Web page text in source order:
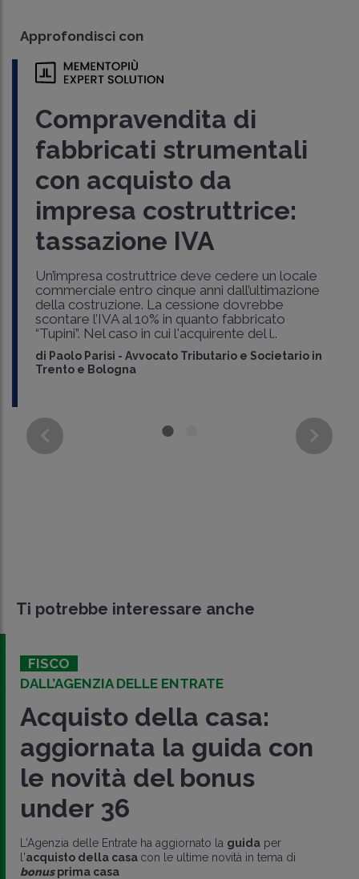
Approfondisci con
Compravendita di
fabbricati strumentali
con acquisto da
impresa costruttrice:
tassazione IVA
Un’impresa costruttrice deve cedere un locale
commerciale entro cinque anni dall’ultimazione
della costruzione. La cessione dovrebbe
scontare l’IVA al 10% in quanto fabbricato
“Tupini”. Nel caso in cui l'acquirente del l..
di Paolo Parisi - Avvocato Tributario e Societario in
Trento e Bologna
Ti potrebbe interessare anche
FISCO
DALL’AGENZIA DELLE ENTRATE
Acquisto della casa:
aggiornata la guida con
le novità del bonus
under 36
L'Agenzia delle Entrate ha aggiornato la guida per
l'acquisto della casa con le ultime novità in tema di
bonusprima casa